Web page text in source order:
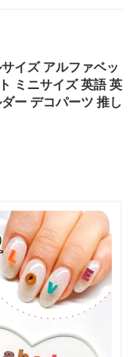
イズ アルファベッ
ミニサイズ 英語 英
ー デコパーツ 推し